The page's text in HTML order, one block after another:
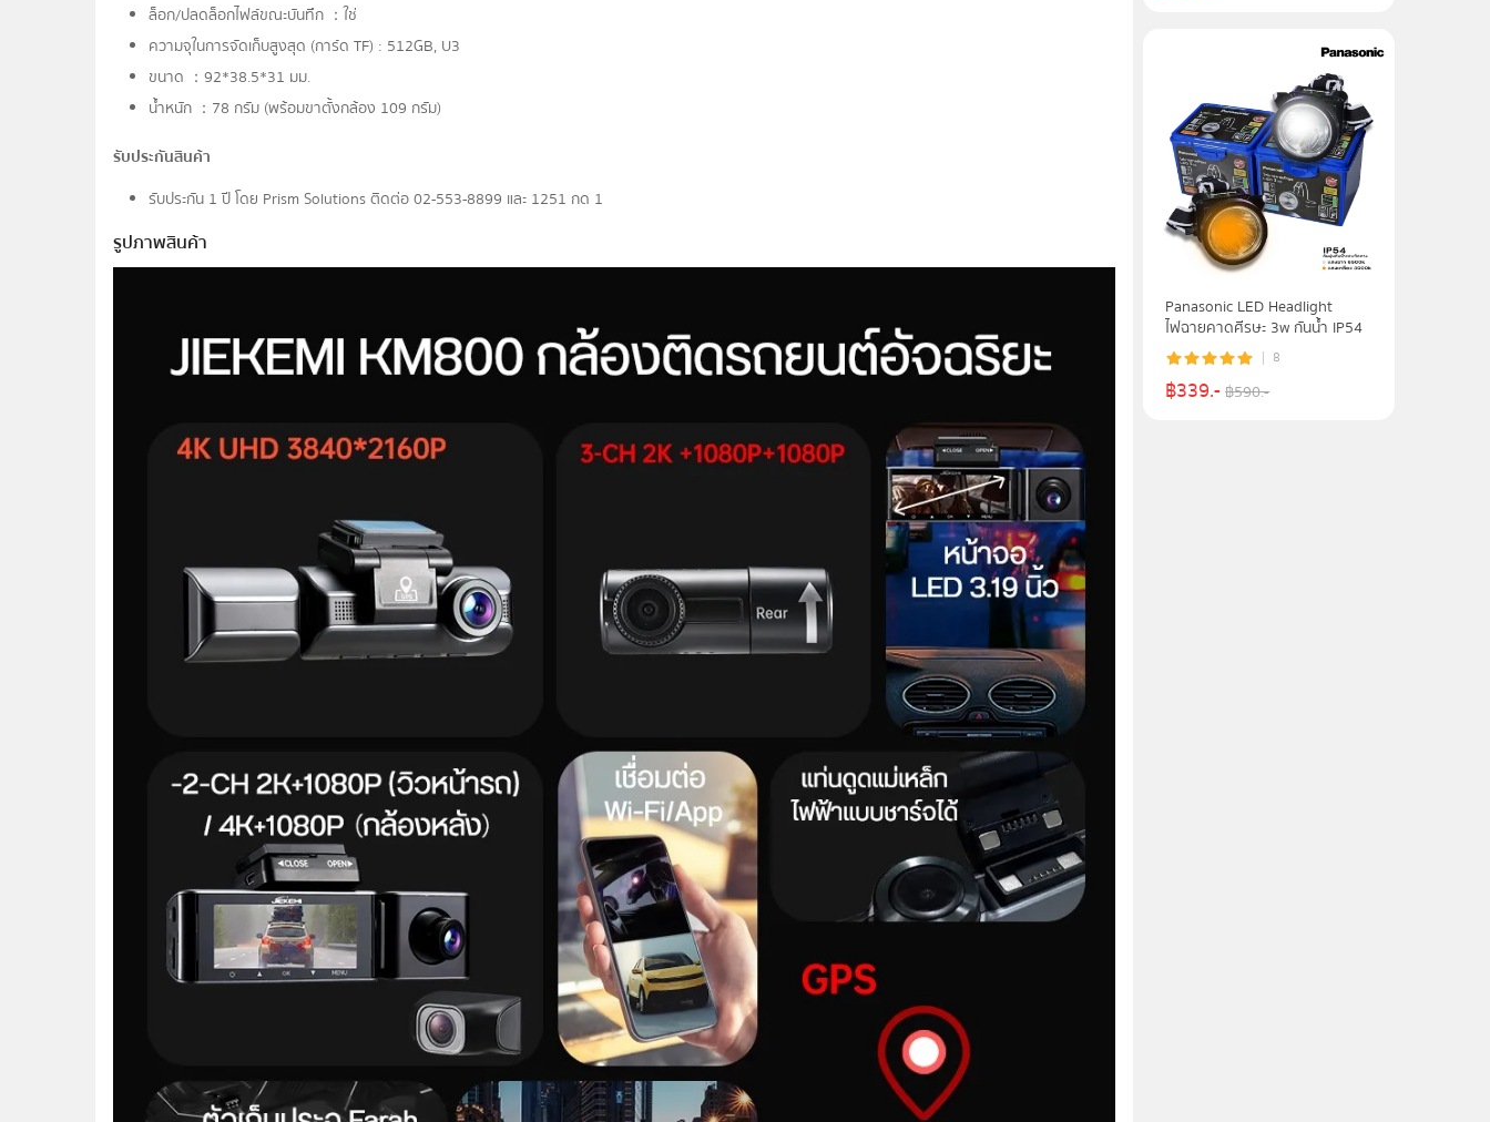
ล็อก/ปลดล็อกไฟล์ขณะบันทึก ：ใช่
ความจุในการจัดเก็บสูงสุด (การ์ด TF) : 512GB, U3
ขนาด ：92*38.5*31 มม.
น้ำหนัก ：78 กรัม (พร้อมขาตั้งกล้อง 109 กรัม)
รับประกันสินค้า
รับประกัน 1 ปี โดย Prism Solutions ติดต่อ 02-553-8899 และ 1251 กด 1
รูปภาพสินค้า
Panasonic LED Headlight
ไฟฉายคาดศีรษะ 3w กันน้ำ IP54
8
฿339.-฿590.-